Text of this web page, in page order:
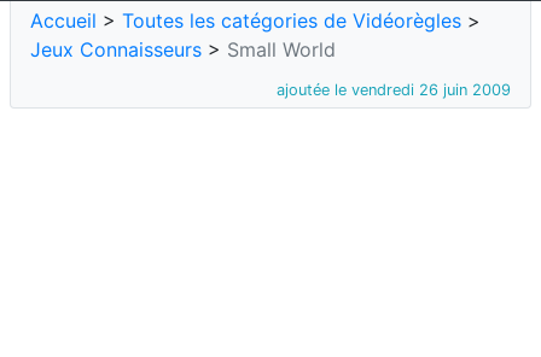
Accueil > Toutes les catégories de Vidéorègles >
Jeux Connaisseurs > Small World
ajoutée le vendredi 26 juin 2009